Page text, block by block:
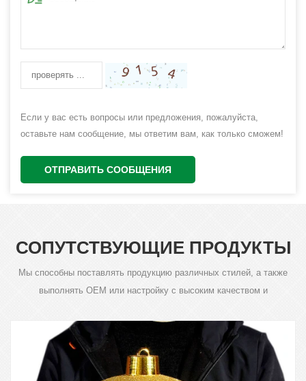
Если у вас есть вопросы или предложения, пожалуйста,
оставьте нам сообщение, мы ответим вам, как только сможем!
ОТПРАВИТЬ СООБЩЕНИЯ
СОПУТСТВУЮЩИЕ ПРОДУКТЫ
Мы способны поставлять продукцию различных стилей, а также
выполнять OEM или настройку с высоким качеством и